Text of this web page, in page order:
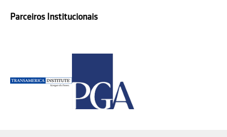
Parceiros Institucionais